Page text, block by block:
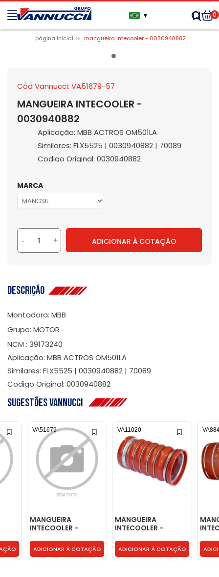
▼ 0
página inicial mangueira intecooler - 0030940882
Cód Vannucci: VA51679-57
MANGUEIRA INTECOOLER -
0030940882
Aplicação: MBB ACTROS OM501LA
Similares: FLX5525 | 0030940882 | 70089
Codigo Original: 0030940882
MARCA
- + ADICIONAR À COTAÇÃO
Descrição
Montadora: MBB
Grupo: MOTOR
NCM : 39173240
Aplicação: MBB ACTROS OM501LA
Similares: FLX5525 | 0030940882 | 70089
Codigo Original: 0030940882
Sugestões Vannucci
MANGUEIRA
INTECOOLER -
ADICIONAR À COTAÇÃO
VA51679
MANGUEIRA
INTECOOLER -
ADICIONAR À COTAÇÃO
VA11020